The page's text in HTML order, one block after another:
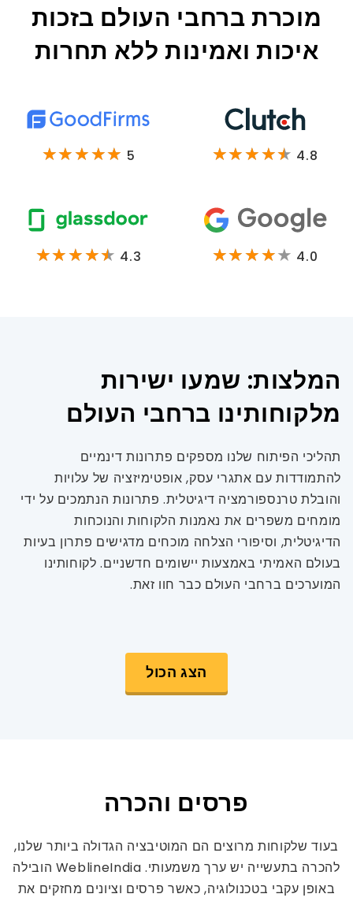
מוכרת ברחבי העולם בזכות
איכות ואמינות ללא תחרות
4.8
5
4.0
4.3
המלצות: שמעו ישירות
מלקוחותינו ברחבי העולם
תהליכי הפיתוח שלנו מספקים פתרונות דינמיים
להתמודדות עם אתגרי עסק, אופטימיזציה של עלויות
והובלת טרנספורמציה דיגיטלית. פתרונות הנתמכים על ידי
מומחים משפרים את נאמנות הלקוחות והנוכחות
הדיגיטלית, וסיפורי הצלחה מוכחים מדגישים פתרון בעיות
בעולם האמיתי באמצעות יישומים חדשניים. לקוחותינו
המוערכים ברחבי העולם כבר חוו זאת.
הצג הכול
פרסים והכרה
בעוד שלקוחות מרוצים הם המוטיבציה הגדולה ביותר שלנו,
להכרה בתעשייה יש ערך משמעותי. WeblineIndia הובילה
באופן עקבי בטכנולוגיה, כאשר פרסים וציונים מחזקים את